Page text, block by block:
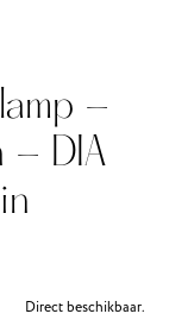
-
- DIA
Direct beschikbaar.